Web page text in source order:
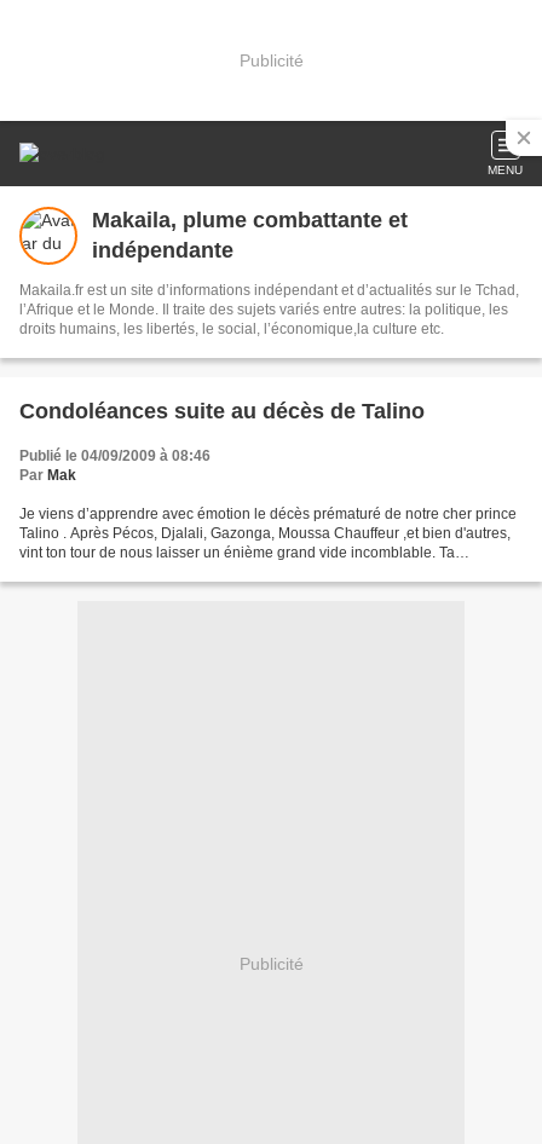
Publicité
MENU
Makaila, plume combattante et
indépendante
Makaila.fr est un site d’informations indépendant et d’actualités sur le Tchad,
l’Afrique et le Monde. Il traite des sujets variés entre autres: la politique, les
droits humains, les libertés, le social, l’économique,la culture etc.
Condoléances suite au décès de Talino
Publié le 04/09/2009 à 08:46
Par Mak
Je viens d’apprendre avec émotion le décès prématuré de notre cher prince
Talino . Après Pécos, Djalali, Gazonga, Moussa Chauffeur ,et bien d'autres,
vint ton tour de nous laisser un énième grand vide incomblable. Ta
Publicité